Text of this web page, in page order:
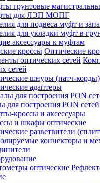
грунтовые
для ЛЭП МОПГ
для подвеса муфт и
для укладки муфт в
аксессуары к муфтам
Оптические
сетей
шнуры (патч-корды)
адаптеры
для построения PON сетей
кроссы и аксессуары
и шкафы оптические
разветвители
коннекторы и